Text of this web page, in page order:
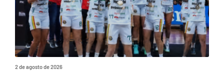
2 de agosto de 2026